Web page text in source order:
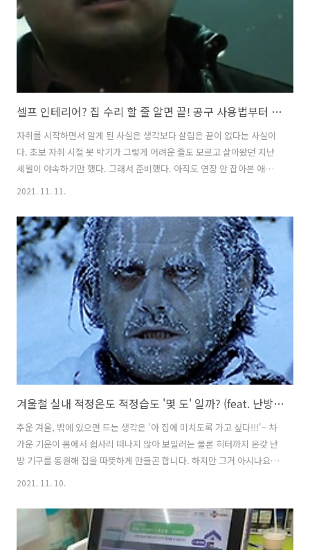
연간..
셀프 인테리어? 집 수리 할 줄 알면 끝! 공구 사용법부터 알려줄게
자취를 시작하면서 알게 된 사실은 생각보다 살림은 끝이 없다는 사실이
다. 초보 자취 시절 못 박기가 그렇게 어려운 줄도 모르고 살아왔던 지난
세월이 야속하기만 했다. 그래서 준비했다. 아직도 연장 안 잡아본 애기
구 사용법 1. 드릴 사용법 두드리면 열릴 것이다. 못 박는 것쯤이야라고
생각했다. 망치를 들고 자신감 있게 내려쳤지만 부서진 건 내 손가락이더
라. 집에 대형 전신거울 하나 걸려다가 골로 갈뻔한 애기들 집중하라. 쉽
고 안전하게 못 박는 기술 알려주겠다. 벽마다 박는 방법과 사용하는 공
구가 다르니 눈 크게 뜨고 보시길 바란다. 석고보드 벽에 못 박기 석고보
드 벽..
2021. 11. 11.
겨울철 실내 적정온도 적정습도 '몇 도' 일까? (feat. 난방비 절약방법)
추운 겨울, 밖에 있으면 드는 생각은 '아 집에 미치도록 가고 싶다!!!'~ 차
가운 기운이 몸에서 쉽사리 떠나지 않아 보일러는 물론 히터까지 온갖 난
방 기구를 동원해 집을 따뜻하게 만들곤 합니다. 하지만 그거 아시나요?
겨울철 실내 적정온도가 생각보다 매우 낮다는 사실! 물론, 우리 마음은
온도는 낮았습니다. 그렇다면 실내 적정온도 그리고 실내 적정습도 과연
몇 도 일까 궁금하지 않으세요? 겨울철 실내 적정온도 겨울철 실내 적정
온도는 18~20℃ 띠로리... 이 정도면 추운 것 아니냐고요? 자료에 따르
2021. 11. 10.